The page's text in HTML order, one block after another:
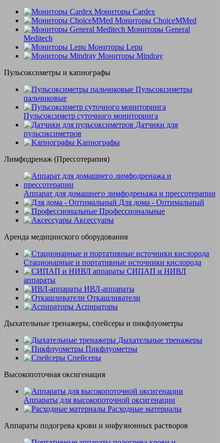
Мониторы Cardex
Мониторы ChoiceMMed
Мониторы General
Meditech
Мониторы Lepu
Мониторы Mindray
Пульсоксиметры и капнографы
Пульсоксиметры
пальчиковые
Пульсоксиметр суточного мониторинга
Датчики для
пульсоксиметров
Kапнографы
Лимфодренаж (Прессотерапия)
Аппарат для домашнего лимфодренажа и прессотерапии
Для дома - Оптимальный
Профессиональные
Аксессуары
Аренда медицинского оборудования
Стационарные и портативные источники кислорода
СИПАП и НИВЛ
аппараты
ИВЛ-аппараты
Откашливатели
Аспираторы
Дыхательные тренажеры, спейсеры и пикфлуометры
Дыхательные тренажеры
Пикфлуометры
Спейсеры
Высокопоточная оксигенация
Аппараты для высокопоточной оксигенации
Расходные материалы
Аппараты подогрева крови и инфузионных растворов